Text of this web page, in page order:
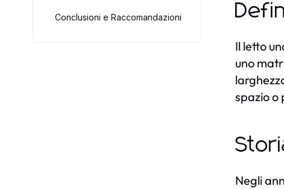
Conclusioni e Raccomandazioni
Il letto
uno
spazio o
Negli